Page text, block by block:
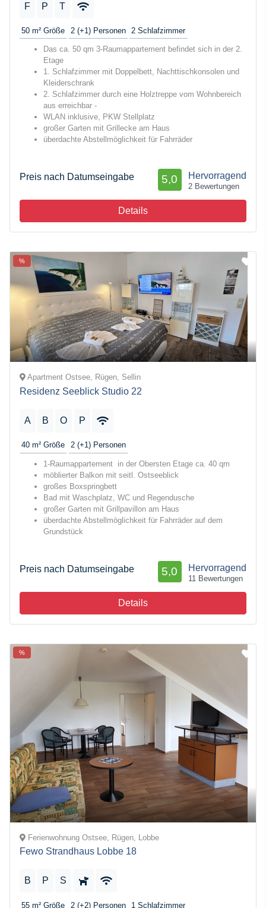
F P T
50 m² Größe 2 (+1) Personen 2 Schlafzimmer
Das ca. 50 qm 3-Raumappartement befindet sich in der 2.
Etage
1. Schlafzimmer mit Doppelbett, Nachttischkonsolen und
Kleiderschrank
2. Schlafzimmer durch eine Holztreppe vom Wohnbereich
aus erreichbar -
WLAN inklusive, PKW Stellplatz
großer Garten mit Grillecke am Haus
überdachte Abstellmöglichkeit für Fahrräder
Preis nach Datumseingabe Hervorragend
5,0
2 Bewertungen
Details
%
Apartment Ostsee, Rügen, Sellin
Residenz Seeblick Studio 22
A B O P
40 m² Größe 2 (+1) Personen
1-Raumappartement in der Obersten Etage ca. 40 qm
möblierter Balkon mit seitl. Ostseeblick
großes Boxspringbett
Bad mit Waschplatz, WC und Regendusche
großer Garten mit Grillpavillon am Haus
überdachte Abstellmöglichkeit für Fahrräder auf dem
Grundstück
Preis nach Datumseingabe Hervorragend
5,0
11 Bewertungen
Details
%
Ferienwohnung Ostsee, Rügen, Lobbe
Fewo Strandhaus Lobbe 18
B P S
55 m² Größe 2 (+2) Personen 1 Schlafzimmer